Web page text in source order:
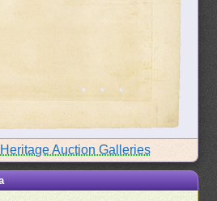
Heritage Auction Galleries